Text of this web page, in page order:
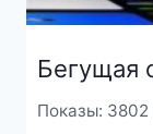
Бегущая
Показы: 3802